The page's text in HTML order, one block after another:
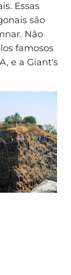
Essas
são
Não
famosos
e a Giant's